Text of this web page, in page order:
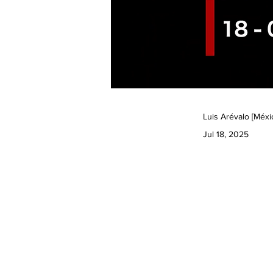
Luis Arévalo
Jul 18, 2025